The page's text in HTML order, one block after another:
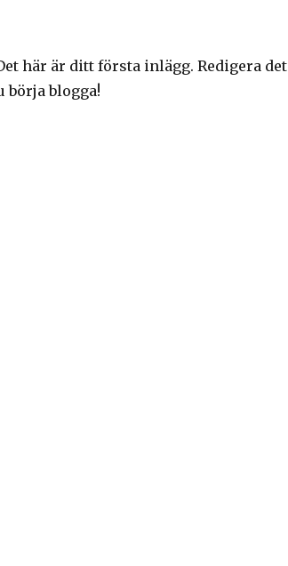
här är ditt första inlägg. Redigera det
börja blogga!